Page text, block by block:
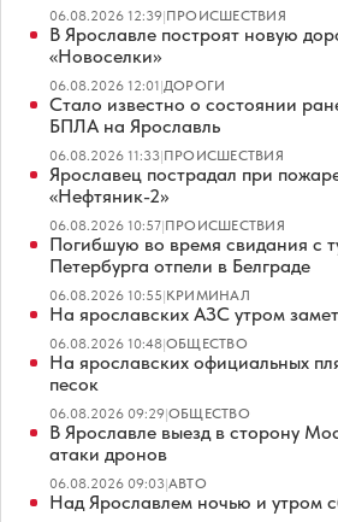
06.08.2026 12:39|ПРОИСШЕСТВИЯ
В Ярославле построят новую
«Новоселки»
06.08.2026 12:01|ДОРОГИ
Стало известно о состоянии
БПЛА на Ярославль
06.08.2026 11:33|ПРОИСШЕСТВИЯ
Ярославец пострадал при
«Нефтяник-2»
06.08.2026 10:57|ПРОИСШЕСТВИЯ
Погибшую во время свидания с
Петербурга отпели в Белграде
06.08.2026 10:55|КРИМИНАЛ
На ярославских АЗС утром
06.08.2026 10:48|ОБЩЕСТВО
На ярославских официальных
песок
06.08.2026 09:29|ОБЩЕСТВО
В Ярославле выезд в сторону
атаки дронов
06.08.2026 09:03|АВТО
Над Ярославлем ночью и утром